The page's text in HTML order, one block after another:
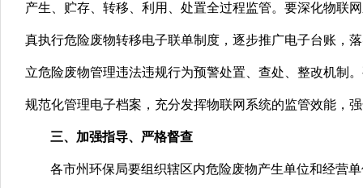
产生、贮存、转移、利用、处置全过程监管。要深化物联
真执行危险废物转移电子联单制度，逐步推广电子台账，
立危险废物管理违法违规行为预警处置、查处、整改机制。
规范化管理电子档案， 充分发挥物联网系统的监管效能，
三、加强指导、严格督查
各市州环保局要组织辖区内危险废物产生单位和经营